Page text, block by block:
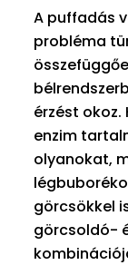
A puffadás
probléma
érzést
enzim
olyanokat,
görcsökkel
görcsoldó-